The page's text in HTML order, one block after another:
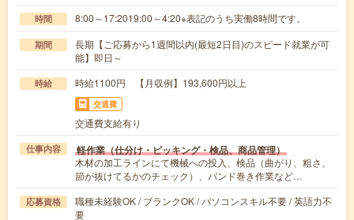
時間 8:00～17:2019:00～4:20※表記のうち実働8時間です。
期間
長期【ご応募から1週間以内(最短2日目)のスピード就業が可
能】即日～
時給 時給1100円 【月収例】193,600円以上
交通費
交通費支給有り
仕事内容 軽作業（仕分け・ピッキング・検品、商品管理）
木材の加工ラインにて機械への投入、検品（曲がり、粗さ、
節が抜けてるかのチェック）、バンド巻き作業など…
応募資格
職種未経験OK / ブランクOK / パソコンスキル不要 / 英語力不
要